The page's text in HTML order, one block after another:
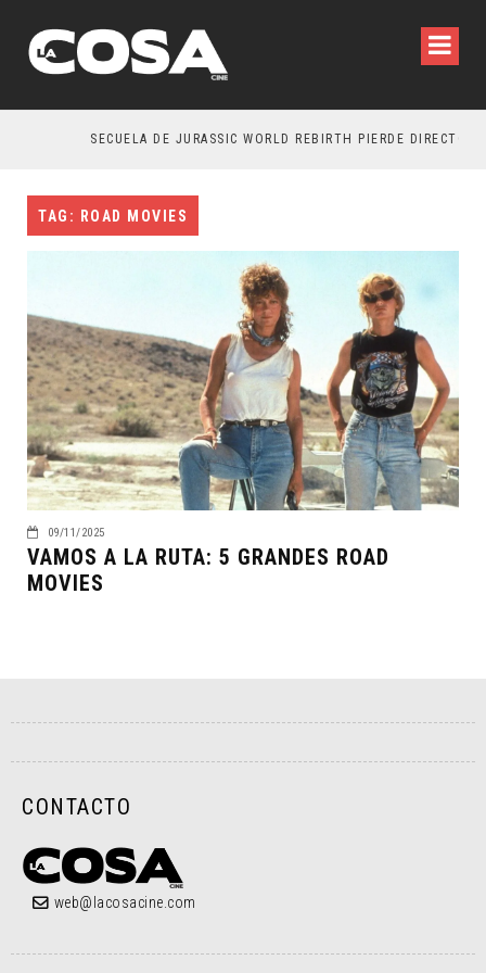
SECUELA DE JURASSIC WORLD REBIRTH PIERDE DIRECTOR
TAG: ROAD MOVIES
09/11/2025
VAMOS A LA RUTA: 5 GRANDES ROAD
MOVIES
CONTACTO
web@lacosacine.com